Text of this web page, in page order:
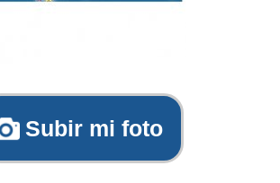
Subir mi foto